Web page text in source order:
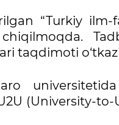
“Turkiy
taqdimoti
universitetida
(University-